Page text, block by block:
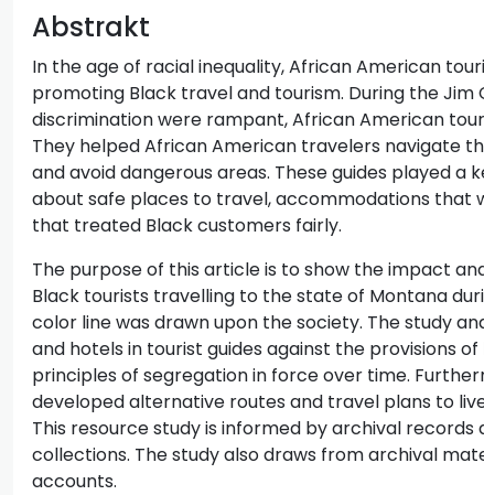
Abstrakt
In the age of racial inequality, African American
promoting Black travel and tourism. During the Jim
discrimination were rampant, African American
They helped African American travelers navigate
and avoid dangerous areas. These guides played
about safe places to travel, accommodations that
that treated Black customers fairly.
The purpose of this article is to show the impact
Black tourists travelling to the state of Montana
color line was drawn upon the society. The study
and hotels in tourist guides against the provisions
principles of segregation in force over time.
developed alternative routes and travel plans to
This resource study is informed by archival records
collections. The study also draws from archival
accounts.